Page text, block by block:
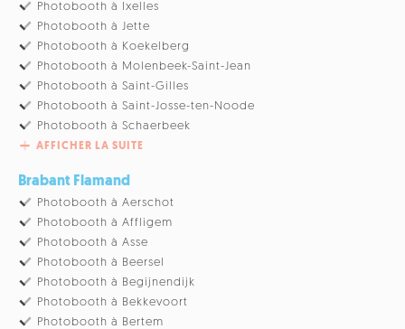
Photobooth à Ixelles
Photobooth à Jette
Photobooth à Koekelberg
Photobooth à Molenbeek-Saint-Jean
Photobooth à Saint-Gilles
Photobooth à Saint-Josse-ten-Noode
Photobooth à Schaerbeek
AFFICHER LA SUITE
Brabant Flamand
Photobooth à Aerschot
Photobooth à Affligem
Photobooth à Asse
Photobooth à Beersel
Photobooth à Begijnendijk
Photobooth à Bekkevoort
Photobooth à Bertem